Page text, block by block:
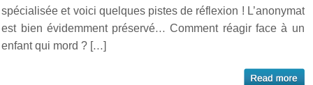
spécialisée et voici quelques pistes de réflexion ! L’anonymat
est bien évidemment préservé… Comment réagir face à un
enfant qui mord ? […]